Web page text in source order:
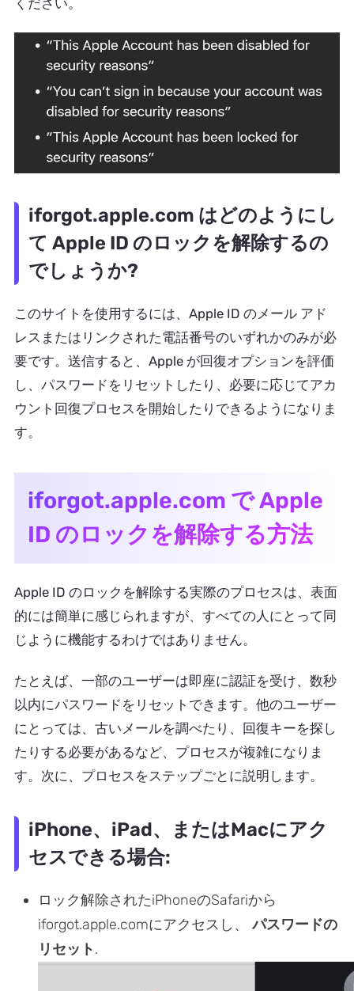
ください。
iforgot.apple.com はどのようにし
て Apple ID のロックを解除するの
でしょうか?
このサイトを使用するには、Apple ID のメール アド
レスまたはリンクされた電話番号のいずれかのみが必
要です。送信すると、Apple が回復オプションを評価
し、パスワードをリセットしたり、必要に応じてアカ
ウント回復プロセスを開始したりできるようになりま
す。
iforgot.apple.com で Apple
ID のロックを解除する方法
Apple ID のロックを解除する実際のプロセスは、表面
的には簡単に感じられますが、すべての人にとって同
じように機能するわけではありません。
たとえば、一部のユーザーは即座に認証を受け、数秒
以内にパスワードをリセットできます。他のユーザー
にとっては、古いメールを調べたり、回復キーを探し
たりする必要があるなど、プロセスが複雑になりま
す。次に、プロセスをステップごとに説明します。
iPhone、iPad、またはMacにアク
セスできる場合:
ロック解除されたiPhoneのSafariから
iforgot.apple.comにアクセスし、パスワードの
リセット.